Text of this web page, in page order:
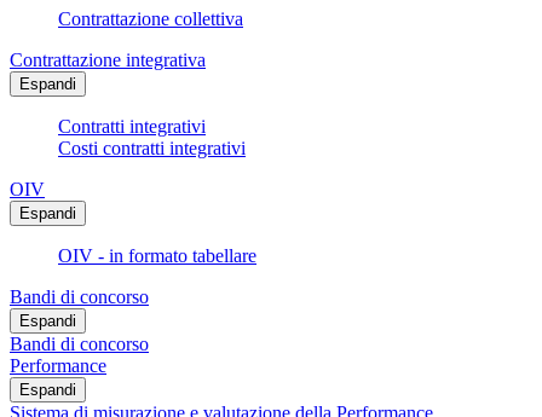
Contrattazione collettiva
Contrattazione integrativa
Espandi
Contratti integrativi
Costi contratti integrativi
OIV
Espandi
OIV - in formato tabellare
Bandi di concorso
Espandi
Bandi di concorso
Performance
Espandi
Sistema di misurazione e valutazione della Performance